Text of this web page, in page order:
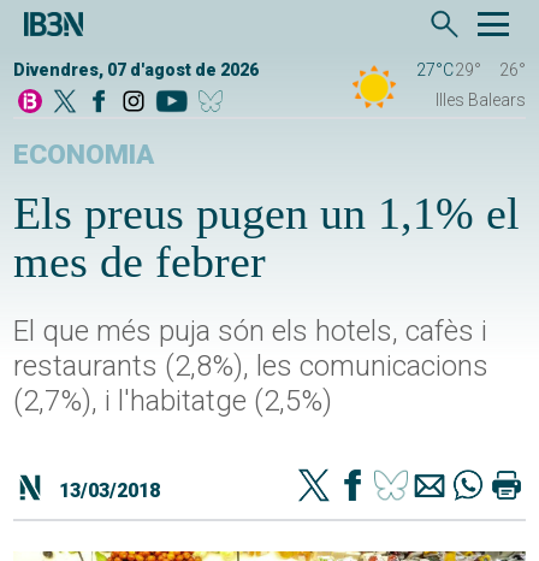
Divendres, 07 d'agost de 2026 27°C29°
26°
Illes Balears
ECONOMIA
Els preus pugen un 1,1% el
mes de febrer
El que més puja són els hotels, cafès i
restaurants (2,8%), les comunicacions
(2,7%), i l'habitatge (2,5%)
13/03/2018